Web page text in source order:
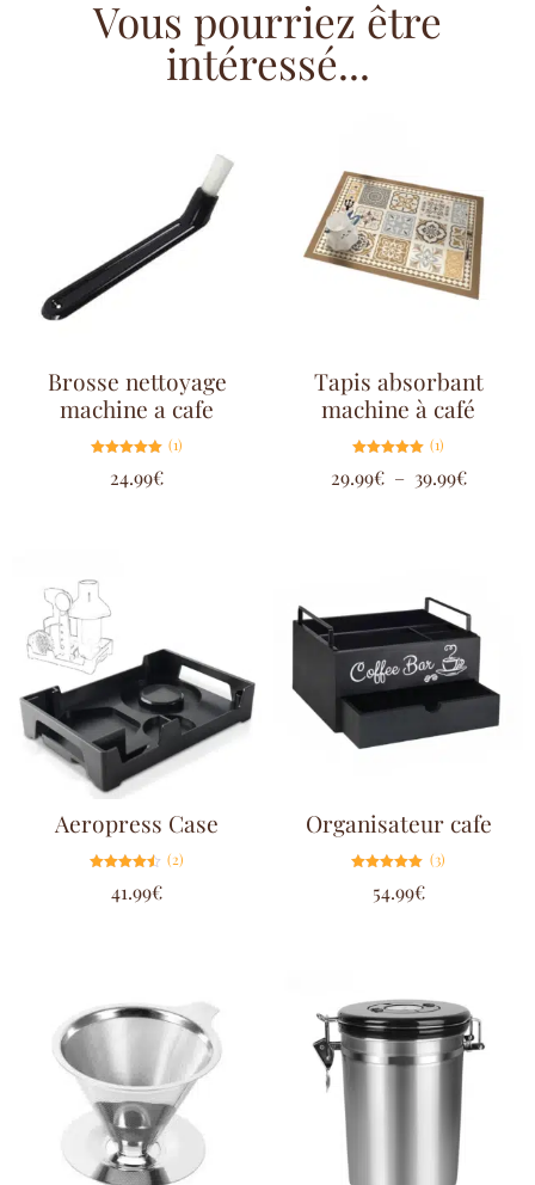
Vous pourriez être
intéressé...
Brosse nettoyage
machine a cafe
5.00
sur 5
(1)
24.99€
Tapis absorbant
machine à café
5.00
sur 5
(1)
29.99€ – 39.99€
Aeropress Case
4.50
sur 5
(2)
41.99€
Organisateur cafe
5.00
sur 5
(3)
54.99€